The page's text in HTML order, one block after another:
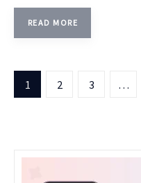
READ MORE
1 2 3 …
>